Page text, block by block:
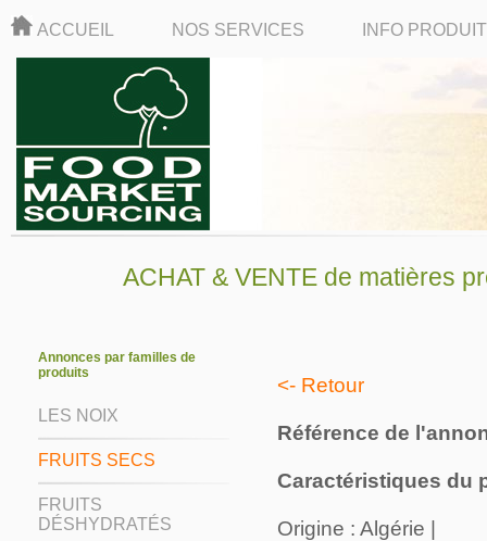
ACCUEIL NOS SERVICES INFO
ACHAT & VENTE de matières
Annonces par familles de
produits
LES NOIX
FRUITS SECS
FRUITS
DÉSHYDRATÉS
<- Retour
Référence de
Caractéristiques du
Origine : Algérie |